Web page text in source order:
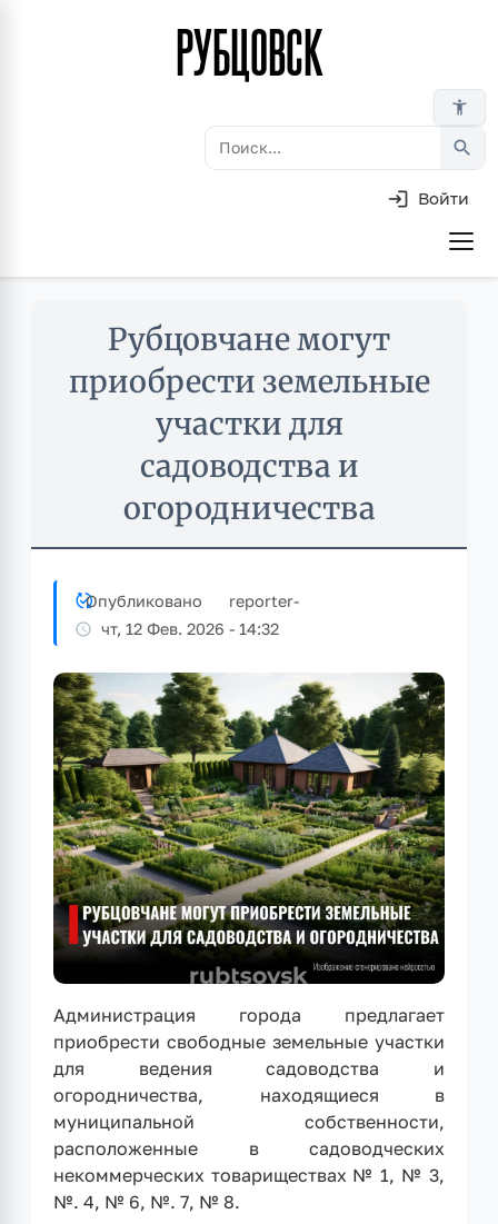
content
РУБЦОВСК
accessibility_new
search
Войти
Рубцовчане могут
приобрести земельные
участки для
садоводства и
огородничества
Опубликовано reporter-
чт, 12 Фев. 2026 - 14:32
Администрация города предлагает
приобрести свободные земельные участки
для ведения садоводства и
огородничества, находящиеся в
муниципальной собственности,
расположенные в садоводческих
некоммерческих товариществах № 1, № 3,
№. 4, № 6, №. 7, № 8.